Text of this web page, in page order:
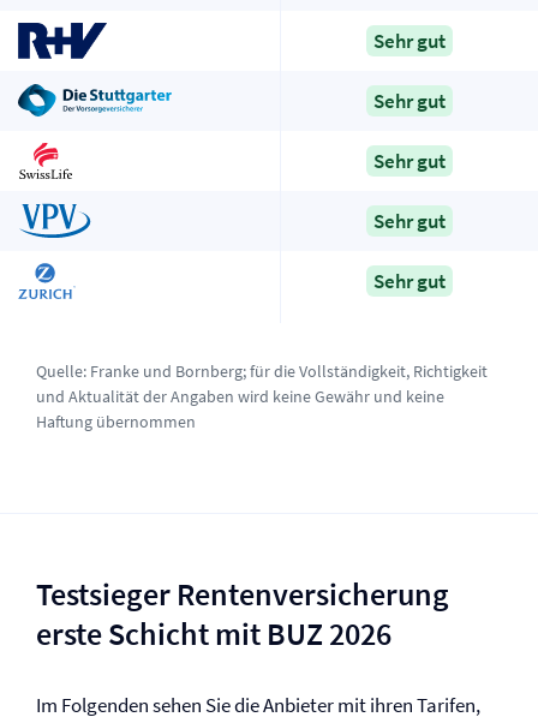
Sehr gut
Sehr gut
Sehr gut
Sehr gut
Sehr gut
Quelle: Franke und Bornberg; für die Vollständigkeit, Richtigkeit
und Aktualität der Angaben wird keine Gewähr und keine
Haftung übernommen
Testsieger Renten­versicherung
erste Schicht mit BUZ 2026
Im Folgenden sehen Sie die Anbieter mit ihren Tarifen,